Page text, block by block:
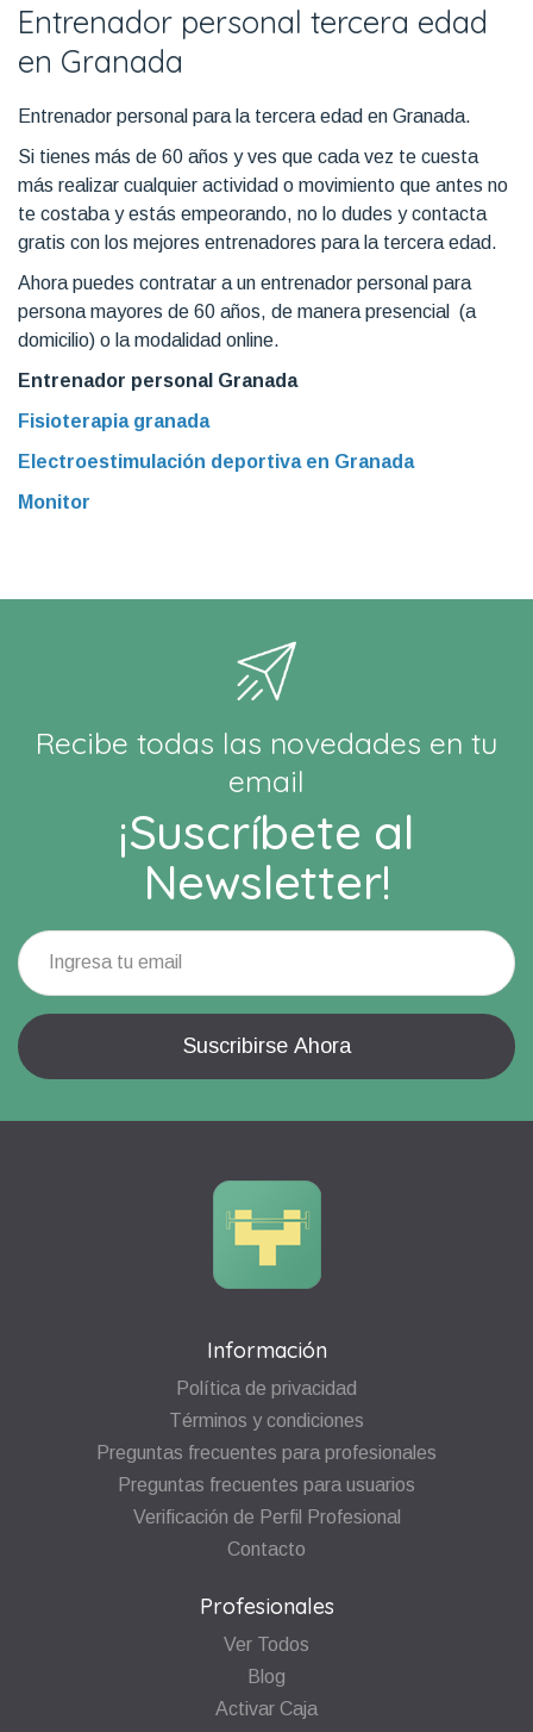
Entrenador personal tercera edad
en Granada
Entrenador personal para la tercera edad en Granada.
Si tienes más de 60 años y ves que cada vez te cuesta
más realizar cualquier actividad o movimiento que antes no
te costaba y estás empeorando, no lo dudes y contacta
gratis con los mejores entrenadores para la tercera edad.
Ahora puedes contratar a un entrenador personal para
persona mayores de 60 años, de manera presencial (a
domicilio) o la modalidad online.
Entrenador personal Granada
Fisioterapia granada
Electroestimulación deportiva en Granada
Monitor
Recibe todas las novedades en tu
email
¡Suscríbete al
Newsletter!
Información
Política de privacidad
Términos y condiciones
Preguntas frecuentes para profesionales
Preguntas frecuentes para usuarios
Verificación de Perfil Profesional
Contacto
Profesionales
Ver Todos
Blog
Activar Caja